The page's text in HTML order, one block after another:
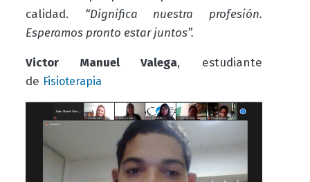
calidad. “Dignifica nuestra profesión.
Esperamos pronto estar juntos”.
Victor Manuel Valega, estudiante
de Fisioterapia